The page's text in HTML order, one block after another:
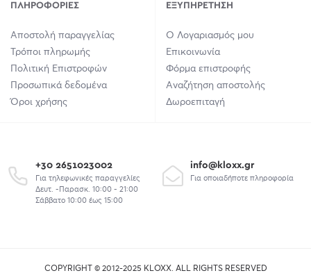
ΠΛΗΡΟΦΟΡΊΕΣ
Αποστολή παραγγελίας
Τρόποι πληρωμής
Πολιτική Επιστροφών
Προσωπικά δεδομένα
Όροι χρήσης
ΕΞΥΠΗΡΈΤΗΣΗ
Ο Λογαριασμός μου
Επικοινωνία
Φόρμα επιστροφής
Αναζήτηση αποστολής
Δωροεπιταγή
+30 2651023002
Για τηλεφωνικές παραγγελίες
Δευτ. -Παρασκ. 10:00 - 21:00
Σάββατο 10:00 έως 15:00
info@kloxx.gr
Για οποιαδήποτε πληροφορία
COPYRIGHT © 2012-2025 KLOXX. ALL RIGHTS RESERVED